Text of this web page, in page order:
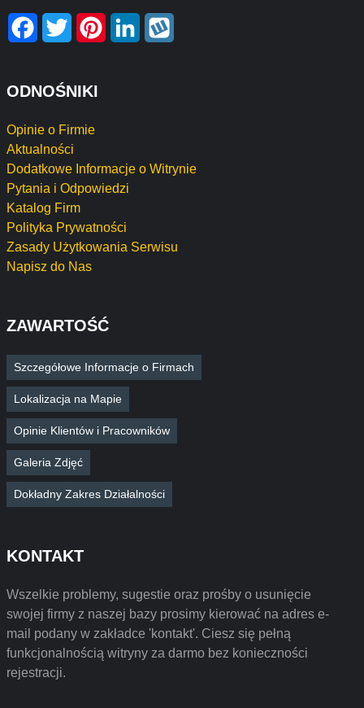
Facebook
Twitter PinterestLinkedIn
ODNOŚNIKI
Opinie o Firmie
Aktualności
Dodatkowe Informacje o Witrynie
Pytania i Odpowiedzi
Katalog Firm
Polityka Prywatności
Zasady Użytkowania Serwisu
Napisz do Nas
ZAWARTOŚĆ
Szczegółowe Informacje o Firmach
Lokalizacja na Mapie
Opinie Klientów i Pracowników
Galeria Zdjęć
Dokładny Zakres Działalności
KONTAKT
Wszelkie problemy, sugestie oraz prośby o usunięcie
swojej firmy z naszej bazy prosimy kierować na adres e-
mail podany w zakładce 'kontakt'. Ciesz się pełną
funkcjonalnością witryny za darmo bez konieczności
rejestracji.